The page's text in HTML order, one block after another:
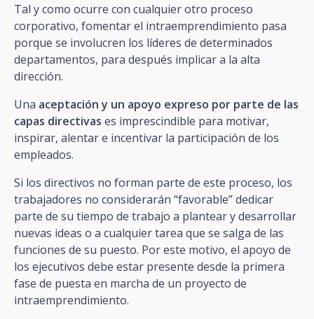
Tal y como ocurre con cualquier otro proceso
corporativo, fomentar el intraemprendimiento pasa
porque se involucren los líderes de determinados
departamentos, para después implicar a la alta
dirección.
Una aceptación y un apoyo expreso por parte de las
capas directivas es imprescindible para motivar,
inspirar, alentar e incentivar la participación de los
empleados.
Si los directivos no forman parte de este proceso, los
trabajadores no considerarán “favorable” dedicar
parte de su tiempo de trabajo a plantear y desarrollar
nuevas ideas o a cualquier tarea que se salga de las
funciones de su puesto. Por este motivo, el apoyo de
los ejecutivos debe estar presente desde la primera
fase de puesta en marcha de un proyecto de
intraemprendimiento.